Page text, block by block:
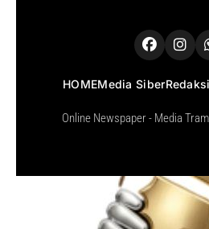
HOMEMedia Siber
Online Newspaper - Media